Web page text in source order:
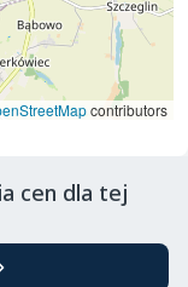
contributors
cen dla tej